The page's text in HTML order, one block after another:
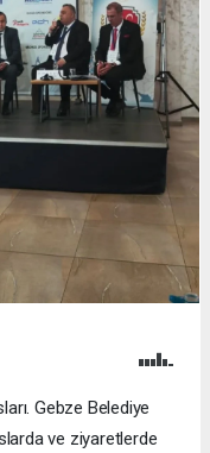
Gebze Belediye
ve ziyaretlerde